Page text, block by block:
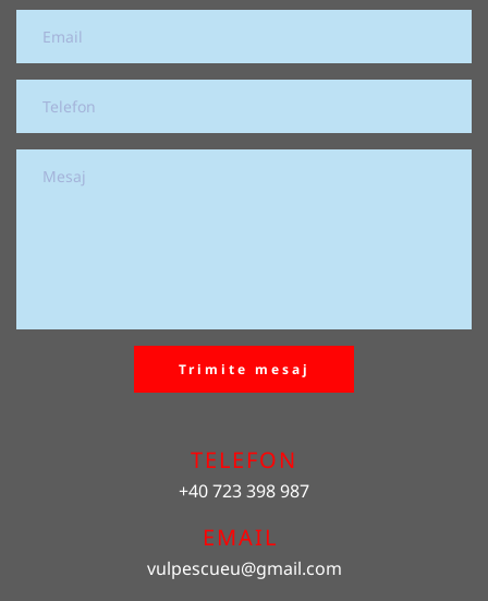
Trimite mesaj
TELEFON
+40 723 398 987
EMAIL
vulpescueu@gmail.com